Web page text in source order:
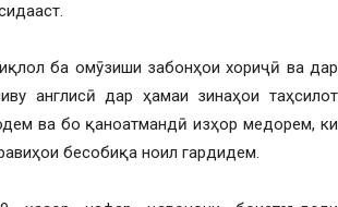
ба омӯзиши забонҳои хориҷӣ ва дар
англисӣ дар ҳамаи зинаҳои таҳсилот
ва бо қаноатмандӣ изҳор медорем, ки
бесобиқа ноил гардидем.